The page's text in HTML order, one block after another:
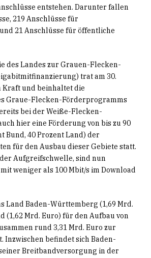
entstehen. Darunter fallen
219 Anschlüsse für
21 Anschlüsse für öffentliche
des Landes zur Grauen-Flecken-
trat am 30.
Kraft und beinhaltet die
Graue-Flecken-Förderprogramms
bei der Weiße-Flecken-
hier eine Förderung von bis zu 90
Bund, 40 Prozent Land) der
für den Ausbau dieser Gebiete statt.
Aufgreifschwelle, sind nun
weniger als 100 Mbit/s im Download
Land Baden-Württemberg (1,69 Mrd.
(1,62 Mrd. Euro) für den Aufbau von
rund 3,31 Mrd. Euro zur
Inzwischen befindet sich Baden-
Breitbandversorgung in der